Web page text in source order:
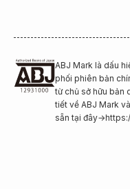
ABJ Mark là dấu
phối phiên bản
từ chủ sở hữu bản
tiết về ABJ Mark
sẵn tại đây→